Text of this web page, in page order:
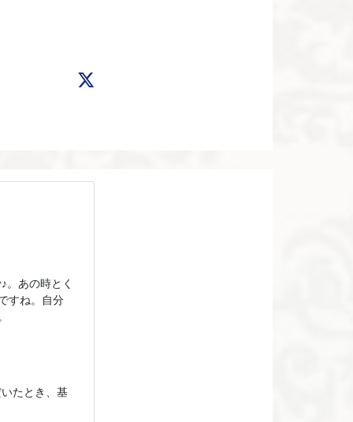
あの時とく
すね。自分
たとき、基